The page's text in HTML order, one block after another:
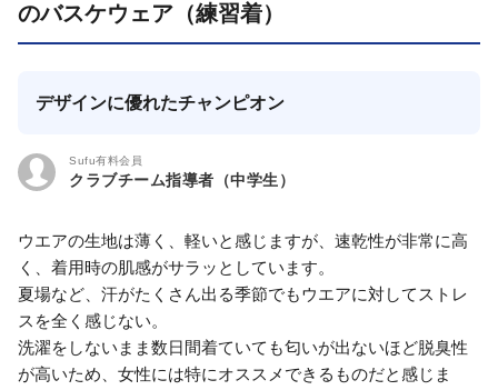
のバスケウェア（練習着）
デザインに優れたチャンピオン
Sufu有料会員
クラブチーム指導者（中学生）
ウエアの生地は薄く、軽いと感じますが、速乾性が非常に高
く、着用時の肌感がサラッとしています。
夏場など、汗がたくさん出る季節でもウエアに対してストレ
スを全く感じない。
洗濯をしないまま数日間着ていても匂いが出ないほど脱臭性
が高いため、女性には特にオススメできるものだと感じま